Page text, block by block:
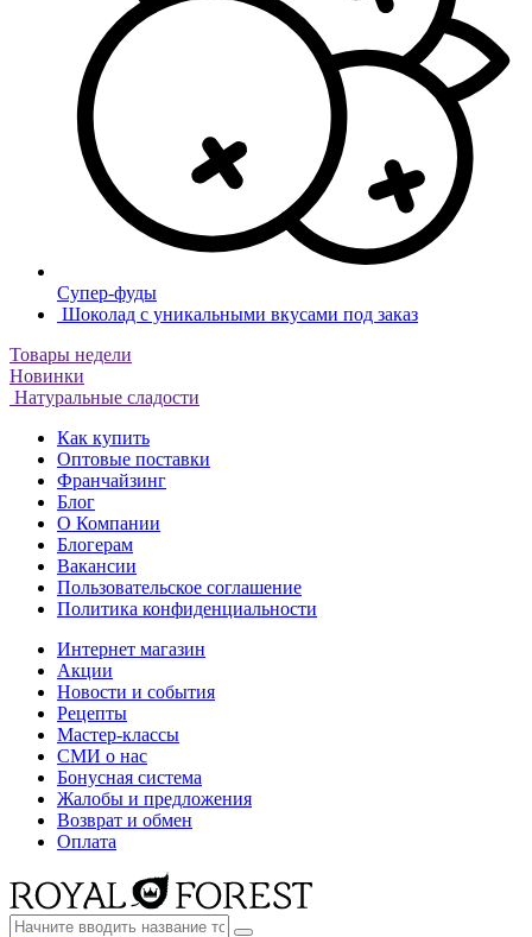
Супер-фуды
Шоколад с уникальными вкусами под заказ
Товары недели
Новинки
Натуральные сладости
Как купить
Оптовые поставки
Франчайзинг
Блог
О Компании
Блогерам
Вакансии
Пользовательское соглашение
Политика конфиденциальности
Интернет магазин
Акции
Новости и события
Рецепты
Мастер-классы
СМИ о нас
Бонусная система
Жалобы и предложения
Возврат и обмен
Оплата